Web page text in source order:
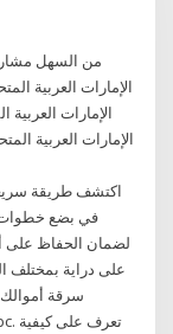
من السهل
اكتشف طريقة
على دراية بمختلف
سرقة